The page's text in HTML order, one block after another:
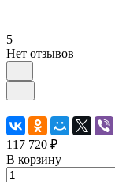
5
Нет отзывов
117 720 ₽
В корзину